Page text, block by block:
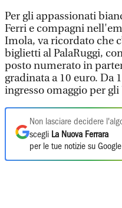
Per gli appassionati
Ferri e compagni
Imola, va ricordato che
biglietti al PalaRuggi,
posto numerato in
gradinata a 10 euro. Da
ingresso omaggio per
Non lasciare decidere
scegli La Nuova Ferrara
per le tue notizie su Google